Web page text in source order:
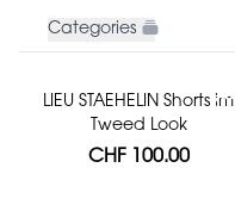
Categories
LIEU STAEHELIN Shorts im
Tweed Look
CHF 100.00